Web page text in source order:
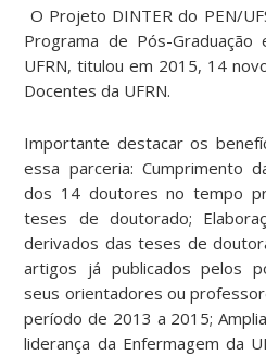
O Projeto DINTER do PEN/
Programa de Pós-Graduação
UFRN, titulou em 2015, 14
Docentes da UFRN.
Importante destacar os
essa parceria: Cumprimento
dos 14 doutores no tempo
teses de doutorado;
derivados das teses de
artigos já publicados pelos
seus orientadores ou
período de 2013 a 2015;
liderança da Enfermagem da